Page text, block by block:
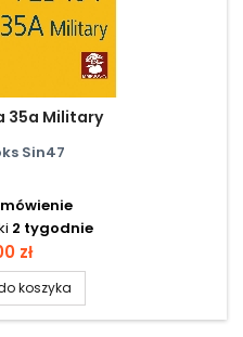
35a Military
Sin47
2 tygodnie
zł
koszyka